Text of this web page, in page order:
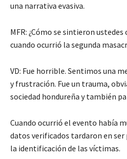
una narrativa evasiva.
MFR: ¿Cómo se sintieron
cuando ocurrió la segunda
VD: Fue horrible. Sentimos una
y frustración. Fue un trauma,
sociedad hondureña y también
Cuando ocurrió el evento había
datos verificados tardaron en
la identificación de las víctimas.